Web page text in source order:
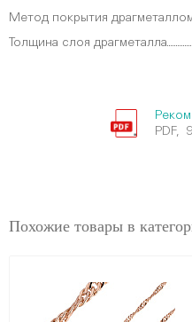
Метод покрытия
Толщина слоя драгметалла
PDF,
Похожие товары в